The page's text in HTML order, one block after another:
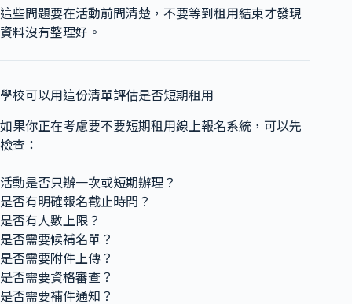
這些問題要在活動前問清楚，不要等到租用結束才發現
資料沒有整理好。
學校可以用這份清單評估是否短期租用
如果你正在考慮要不要短期租用線上報名系統，可以先
檢查：
活動是否只辦一次或短期辦理？
是否有明確報名截止時間？
是否有人數上限？
是否需要候補名單？
是否需要附件上傳？
是否需要資格審查？
是否需要補件通知？